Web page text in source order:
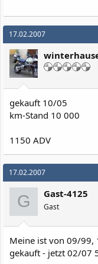
17.02.2007
gekauft 10/05
km-Stand 10 000
1150 ADV
17.02.2007
G Gast-4125
Gast
Meine ist von 09/99,
gekauft - jetzt 02/07